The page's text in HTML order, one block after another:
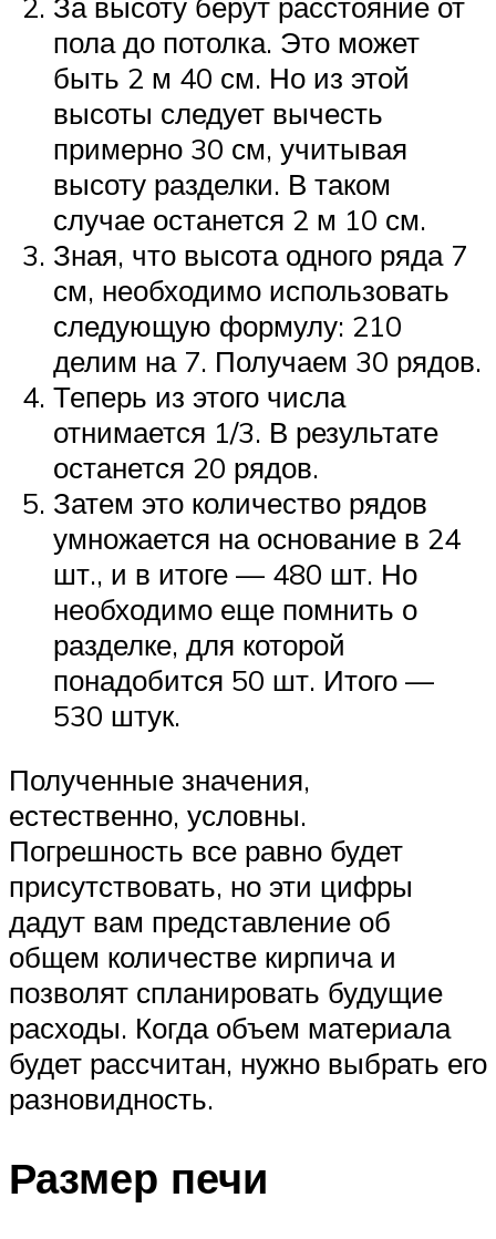
пола до потолка. Это может
быть 2 м 40 см. Но из этой
высоты следует вычесть
примерно 30 см, учитывая
высоту разделки. В таком
случае останется 2 м 10 см.
Зная, что высота одного ряда 7
см, необходимо использовать
следующую формулу: 210
делим на 7. Получаем 30 рядов.
Теперь из этого числа
отнимается 1/3. В результате
останется 20 рядов.
Затем это количество рядов
умножается на основание в 24
шт., и в итоге — 480 шт. Но
необходимо еще помнить о
разделке, для которой
понадобится 50 шт. Итого —
530 штук.
Полученные значения,
естественно, условны.
Погрешность все равно будет
присутствовать, но эти цифры
дадут вам представление об
общем количестве кирпича и
позволят спланировать будущие
расходы. Когда объем материала
будет рассчитан, нужно выбрать его
разновидность.
Размер печи